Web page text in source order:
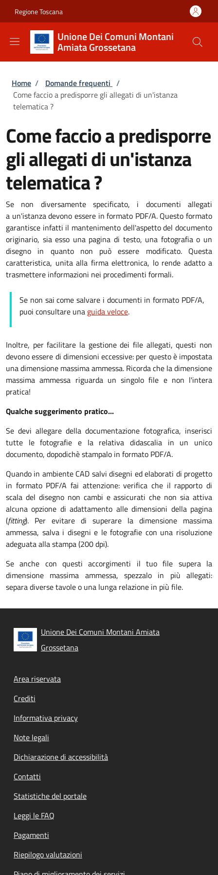
Regione Toscana
Unione Dei Comuni Montani
Amiata Grossetana
Briciole di pane
Home / Domande frequenti /
Come faccio a predisporre gli allegati di un'istanza
telematica ?
Come faccio a predisporre
gli allegati di un'istanza
telematica ?
Se non diversamente specificato, i documenti allegati
a un'istanza devono essere in formato PDF/A. Questo formato
garantisce infatti il mantenimento dell'aspetto del documento
originario, sia esso una pagina di testo, una fotografia o un
disegno in quanto non può essere modificato. Questa
caratteristica, unita alla firma elettronica, lo rende adatto a
trasmettere informazioni nei procedimenti formali.
Se non sai come salvare i documenti in formato PDF/A,
puoi consultare una guida veloce.
Inoltre, per facilitare la gestione dei file allegati, questi non
devono essere di dimensioni eccessive: per questo è impostata
una dimensione massima ammessa. Ricorda che la dimensione
massima ammessa riguarda un singolo file e non l'intera
pratica!
Qualche suggerimento pratico...
Se devi allegare della documentazione fotografica, inserisci
tutte le fotografie e la relativa didascalia in un unico
documento, dopodichè stampalo in formato PDF/A.
Quando in ambiente CAD salvi disegni ed elaborati di progetto
in formato PDF/A fai attenzione: verifica che il rapporto di
scala del disegno non cambi e assicurati che non sia attiva
alcuna opzione di adattamento alle dimensioni della pagina
(fitting). Per evitare di superare la dimensione massima
ammessa, salva i disegni e le fotografie con una risoluzione
adeguata alla stampa (200 dpi).
Se anche con questi accorgimenti il tuo file supera la
dimensione massima ammessa, spezzalo in più allegati:
separa diverse tavole o una lunga relazione in più file.
Unione Dei Comuni Montani Amiata
Grossetana
Footer menu
Area riservata
Crediti
Informativa privacy
Note legali
Dichiarazione di accessibilità
Contatti
Statistiche del portale
Leggi le FAQ
Pagamenti
Riepilogo valutazioni